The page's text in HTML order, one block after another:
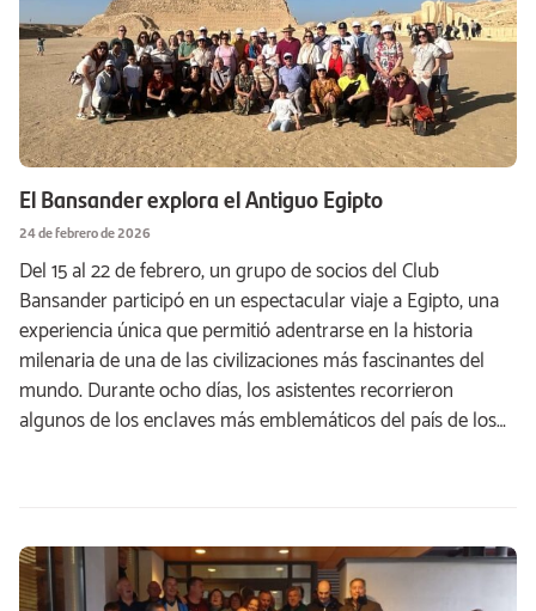
El Bansander explora el Antiguo Egipto
24 de febrero de 2026
Del 15 al 22 de febrero, un grupo de socios del Club
Bansander participó en un espectacular viaje a Egipto, una
experiencia única que permitió adentrarse en la historia
milenaria de una de las civilizaciones más fascinantes del
mundo. Durante ocho días, los asistentes recorrieron
algunos de los enclaves más emblemáticos del país de los…